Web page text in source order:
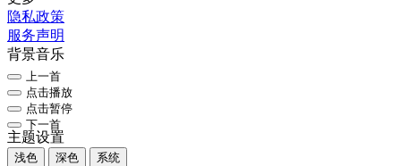
隐私政策
服务声明
背景音乐
上一首
点击播放
点击暂停
下一首
主题设置
浅色 深色
系统